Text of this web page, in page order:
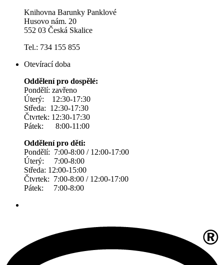
Knihovna Barunky Panklové
Husovo nám. 20
552 03 Česká Skalice
Tel.: 734 155 855
Otevírací doba
Oddělení pro dospělé:
Pondělí: zavřeno
Úterý: 12:30-17:30
Středa: 12:30-17:30
Čtvrtek: 12:30-17:30
Pátek: 8:00-11:00
Oddělení pro děti:
Pondělí: 7:00-8:00 / 12:00-17:00
Úterý: 7:00-8:00
Středa: 12:00-15:00
Čtvrtek: 7:00-8:00 / 12:00-17:00
Pátek: 7:00-8:00